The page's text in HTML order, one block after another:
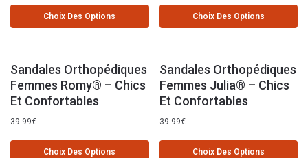
Choix Des Options Choix Des Options
Sandales Orthopédiques
Femmes Romy® – Chics
Et Confortables
39.99€
Choix Des Options
Sandales Orthopédiques
Femmes Julia® – Chics
Et Confortables
39.99€
Choix Des Options